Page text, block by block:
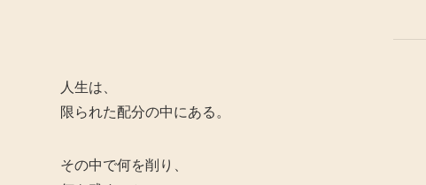
人生は、
限られた配分の中にある。
その中で何を削り、